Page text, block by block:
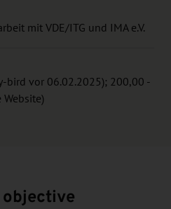
mit VDE/ITG und IMA e.V.
bird vor 06.02.2025); 200,00 -